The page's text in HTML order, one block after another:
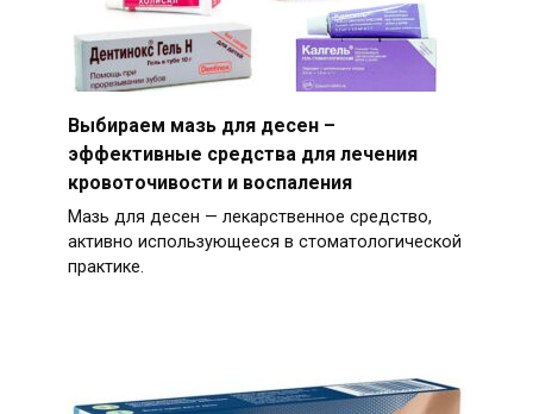
Выбираем мазь для десен –
эффективные средства для лечения
кровоточивости и воспаления
Мазь для десен — лекарственное средство,
активно использующееся в стоматологической
практике.